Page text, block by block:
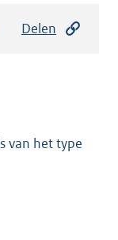
Delen
van het type